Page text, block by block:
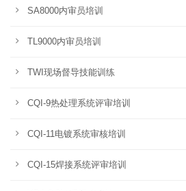
SA8000内审员培训
TL9000内审员培训
TWI现场督导技能训练
CQI-9热处理系统评审培训
CQI-11电镀系统审核培训
CQI-15焊接系统评审培训